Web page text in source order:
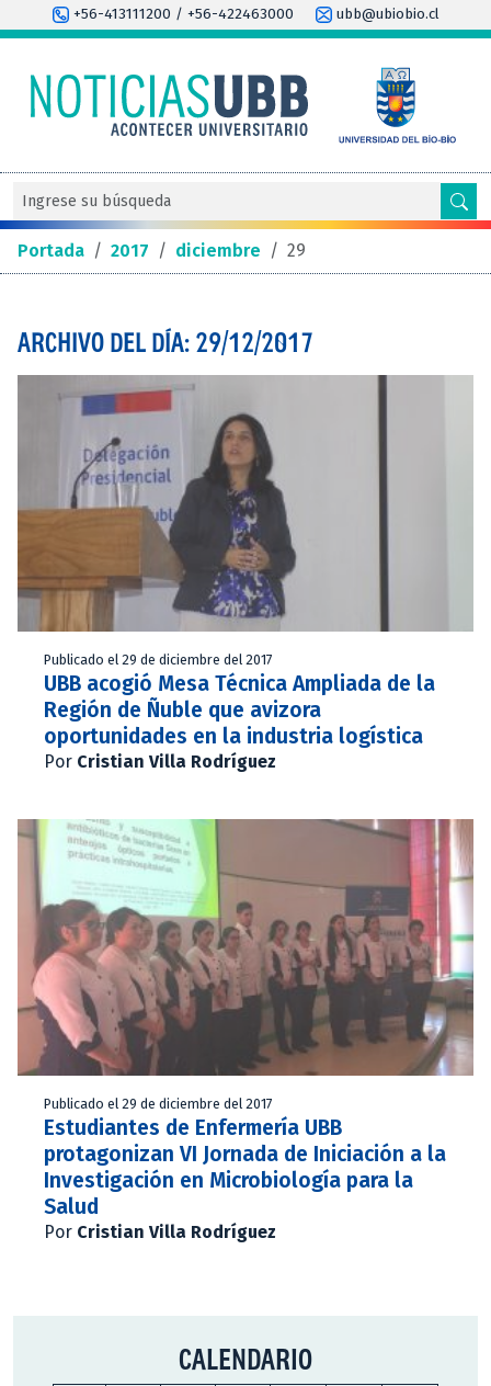
+56-413111200 / +56-422463000 ubb@ubiobio.cl
Portada / 2017 / diciembre / 29
ARCHIVO DEL DÍA: 29/12/2017
Publicado el 29 de diciembre del 2017
UBB acogió Mesa Técnica Ampliada de la
Región de Ñuble que avizora
oportunidades en la industria logística
Por Cristian Villa Rodríguez
Publicado el 29 de diciembre del 2017
Estudiantes de Enfermería UBB
protagonizan VI Jornada de Iniciación a la
Investigación en Microbiología para la
Salud
Por Cristian Villa Rodríguez
CALENDARIO